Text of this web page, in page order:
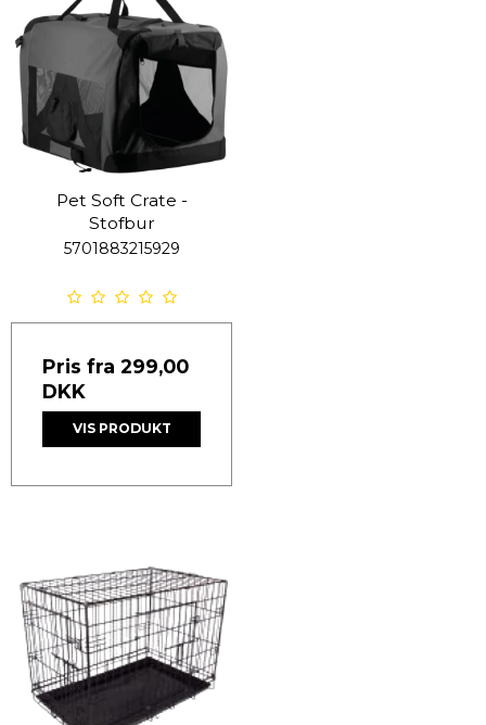
Pet Soft Crate -
Stofbur
5701883215929
Pris fra 299,00
DKK
VIS PRODUKT